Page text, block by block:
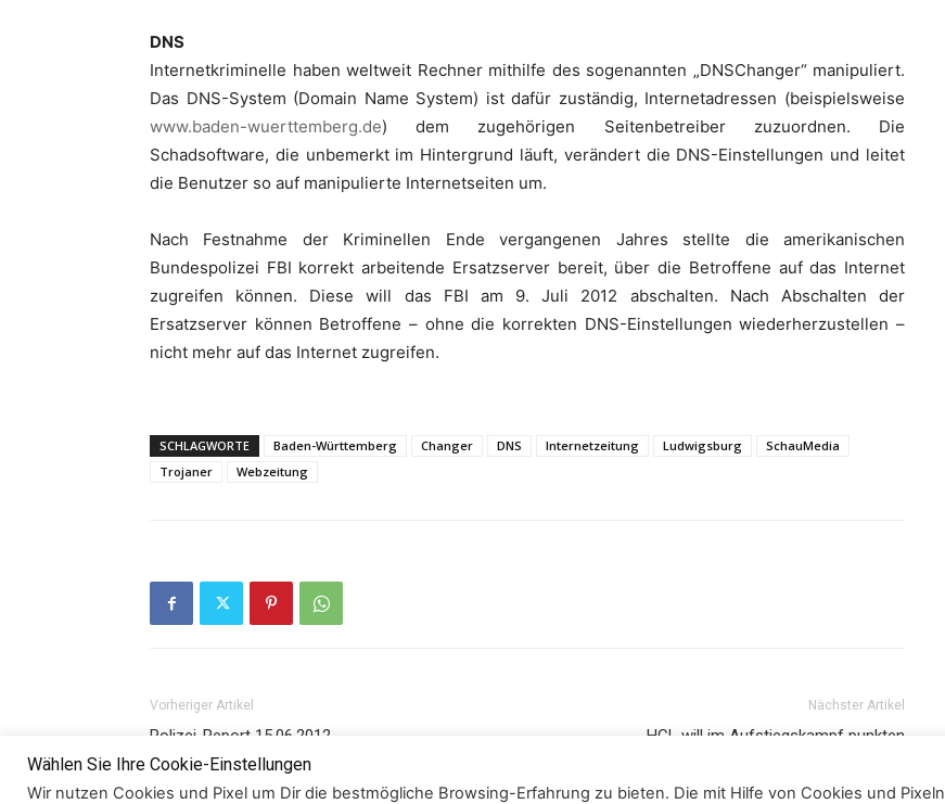
DNS
Internetkriminelle haben weltweit Rechner mithilfe des sogenannten „DNSChanger“ manipuliert.
Das DNS-System (Domain Name System) ist dafür zuständig, Internetadressen (beispielsweise
www.baden-wuerttemberg.de) dem zugehörigen Seitenbetreiber zuzuordnen. Die
Schadsoftware, die unbemerkt im Hintergrund läuft, verändert die DNS-Einstellungen und leitet
die Benutzer so auf manipulierte Internetseiten um.
Nach Festnahme der Kriminellen Ende vergangenen Jahres stellte die amerikanischen
Bundespolizei FBI korrekt arbeitende Ersatzserver bereit, über die Betroffene auf das Internet
zugreifen können. Diese will das FBI am 9. Juli 2012 abschalten. Nach Abschalten der
Ersatzserver können Betroffene – ohne die korrekten DNS-Einstellungen wiederherzustellen –
nicht mehr auf das Internet zugreifen.
SCHLAGWORTE Baden-Württemberg Changer DNS Internetzeitung Ludwigsburg
SchauMedia
Trojaner
Webzeitung
Vorheriger Artikel
Polizei-Report 15.06.2012
Nächster Artikel
HCL will im Aufstiegskampf punkten
Wählen Sie Ihre Cookie-Einstellungen
Wir nutzen Cookies und Pixel um Dir die bestmögliche Browsing-Erfahrung zu bieten. Die mit Hilfe von Cookies und Pixeln